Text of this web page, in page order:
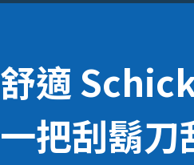
水次元
第一把刮鬍刀
創5紀
捍
超
雙
全部文章
刮
女用除毛刀
舒適
一把刮鬍刀